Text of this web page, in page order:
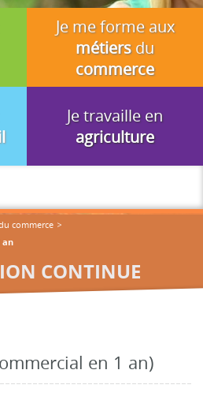
Je me forme aux
métiersdu
commerce
Je travaille en
agriculture
commerce
an
CONTINUE
en 1 an)